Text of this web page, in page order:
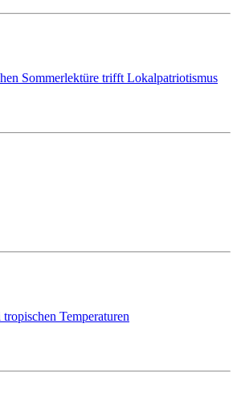
Sommerlektüre trifft Lokalpatriotismus
Temperaturen